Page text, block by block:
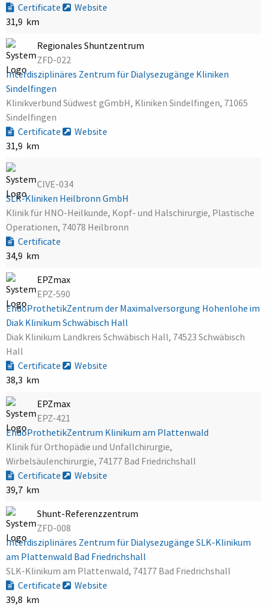
Certificate
Website
31,9 km
Regionales Shuntzentrum
ZFD-022
Interdisziplinäres Zentrum für Dialysezugänge Kliniken
Sindelfingen
Klinikverbund Südwest gGmbH, Kliniken Sindelfingen, 71065
Sindelfingen
Certificate
Website
31,9 km
CIVE-034
SLK-Kliniken Heilbronn GmbH
Klinik für HNO-Heilkunde, Kopf- und Halschirurgie, Plastische
Operationen, 74078 Heilbronn
Certificate
34,9 km
EPZmax
EPZ-590
EndoProthetikZentrum der Maximalversorgung Hohenlohe im
Diak Klinikum Schwäbisch Hall
Diak Klinikum Landkreis Schwäbisch Hall, 74523 Schwäbisch
Hall
Certificate
Website
38,3 km
EPZmax
EPZ-421
EndoProthetikZentrum Klinikum am Plattenwald
Klinik für Orthopädie und Unfallchirurgie,
Wirbelsäulenchirurgie, 74177 Bad Friedrichshall
Certificate
Website
39,7 km
Shunt-Referenzzentrum
ZFD-008
Interdisziplinäres Zentrum für Dialysezugänge SLK-Klinikum
am Plattenwald Bad Friedrichshall
SLK-Klinikum am Plattenwald, 74177 Bad Friedrichshall
Certificate
Website
39,8 km